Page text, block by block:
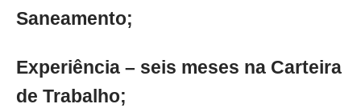
Saneamento;
Experiência – seis meses na Carteira
de Trabalho;